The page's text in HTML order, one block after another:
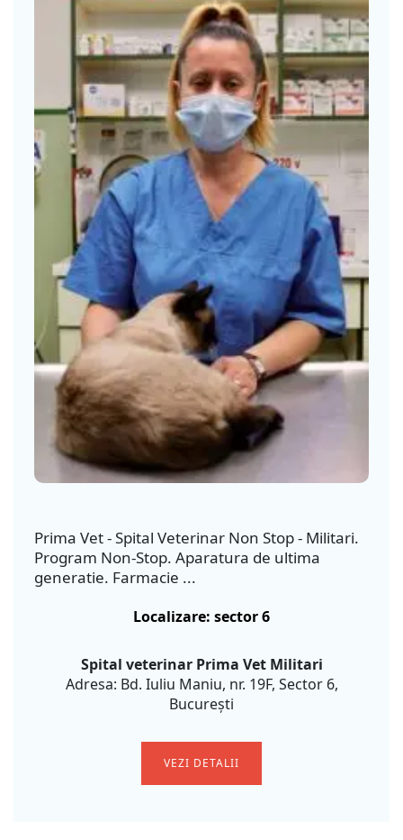
Prima Vet - Spital Veterinar Non Stop - Militari.
Program Non-Stop. Aparatura de ultima
generatie. Farmacie ...
Localizare: sector 6
Spital veterinar Prima Vet Militari
Adresa: Bd. Iuliu Maniu, nr. 19F, Sector 6,
București
VEZI DETALII